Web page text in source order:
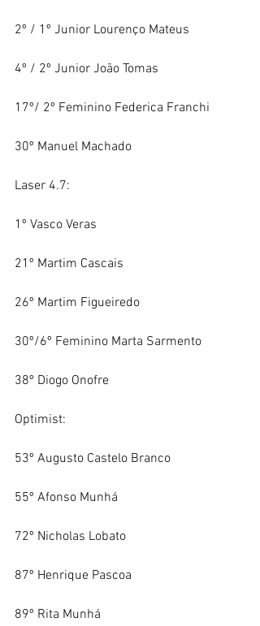
2º / 1º Junior Lourenço Mateus
4º / 2º Junior João Tomas
17º/ 2º Feminino Federica Franchi
30º Manuel Machado
Laser 4.7:
1º Vasco Veras
21º Martim Cascais
26º Martim Figueiredo
30º/6º Feminino Marta Sarmento
38º Diogo Onofre
Optimist:
53º Augusto Castelo Branco
55º Afonso Munhá
72º Nicholas Lobato
87º Henrique Pascoa
89º Rita Munhá